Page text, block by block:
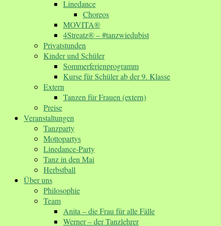
Linedance
Choreos
MOVITA®
4Streatz® – #tanzwiedubist
Privatstunden
Kinder und Schüler
Sommerferienprogramm
Kurse für Schüler ab der 9. Klasse
Extern
Tanzen für Frauen (extern)
Preise
Veranstaltungen
Tanzparty
Mottopartys
Linedance-Party
Tanz in den Mai
Herbstball
Über uns
Philosophie
Team
Anita – die Frau für alle Fälle
Werner – der Tanzlehrer